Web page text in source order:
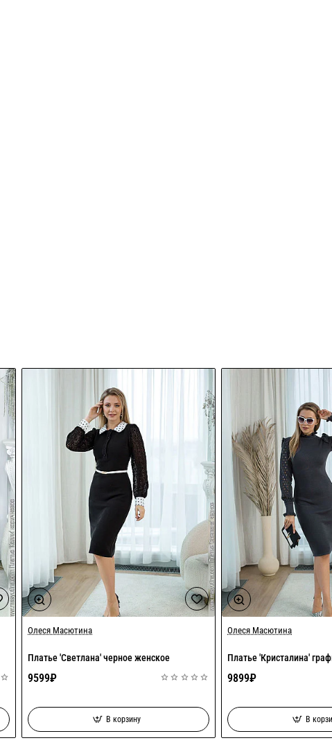
Олеся Масютина
Платье 'Светлана' черное женское
9599₽
В корзину
Олеся Масютина
Платье 'Кристалина'
9899₽
В